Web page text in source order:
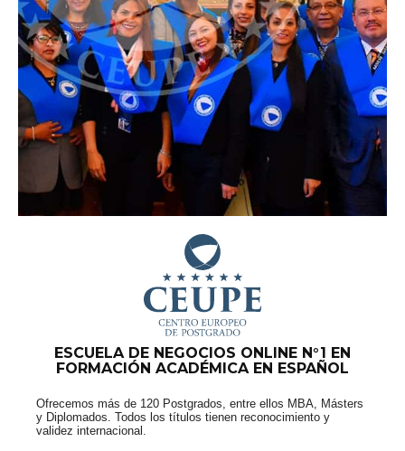
ESCUELA DE NEGOCIOS ONLINE N°1 EN
FORMACIÓN ACADÉMICA EN ESPAÑOL
Ofrecemos más de 120 Postgrados, entre ellos MBA, Másters
y Diplomados. Todos los títulos tienen reconocimiento y
validez internacional.